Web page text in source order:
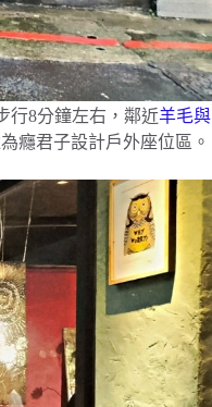
行8分鐘左右，鄰近羊毛與
癮君子設計戶外座位區。